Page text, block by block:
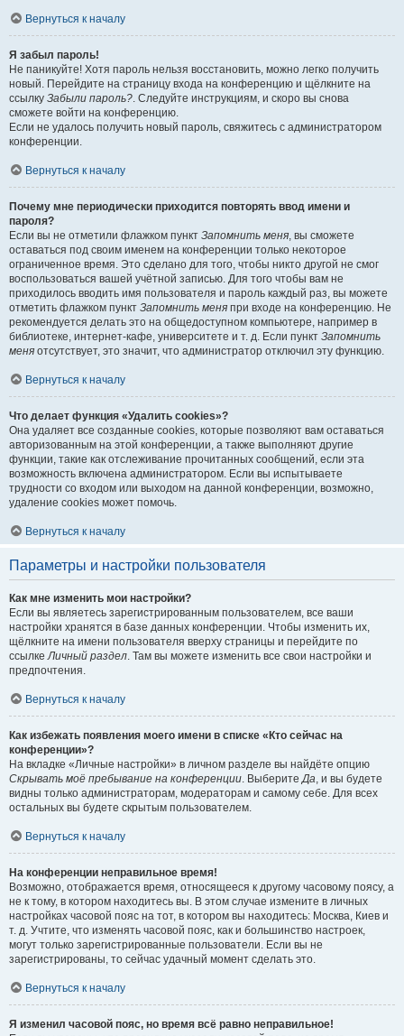
Вернуться к началу
Я забыл пароль!
Не паникуйте! Хотя пароль нельзя восстановить, можно легко получить
новый. Перейдите на страницу входа на конференцию и щёлкните на
ссылку Забыли пароль? . Следуйте инструкциям, и скоро вы снова
сможете войти на конференцию.
Если не удалось получить новый пароль, свяжитесь с администратором
конференции.
Вернуться к началу
Почему мне периодически приходится повторять ввод имени и
пароля?
Если вы не отметили флажком пункт Запомнить меня , вы сможете
оставаться под своим именем на конференции только некоторое
ограниченное время. Это сделано для того, чтобы никто другой не смог
воспользоваться вашей учётной записью. Для того чтобы вам не
приходилось вводить имя пользователя и пароль каждый раз, вы можете
отметить флажком пункт Запомнить меня при входе на конференцию. Не
рекомендуется делать это на общедоступном компьютере, например в
библиотеке, интернет-кафе, университете и т. д. Если пункт Запомнить
меня отсутствует, это значит, что администратор отключил эту функцию.
Вернуться к началу
Что делает функция «Удалить cookies»?
Она удаляет все созданные cookies, которые позволяют вам оставаться
авторизованным на этой конференции, а также выполняют другие
функции, такие как отслеживание прочитанных сообщений, если эта
возможность включена администратором. Если вы испытываете
трудности со входом или выходом на данной конференции, возможно,
удаление cookies может помочь.
Вернуться к началу
Параметры и настройки пользователя
Как мне изменить мои настройки?
Если вы являетесь зарегистрированным пользователем, все ваши
настройки хранятся в базе данных конференции. Чтобы изменить их,
щёлкните на имени пользователя вверху страницы и перейдите по
ссылке Личный раздел . Там вы можете изменить все свои настройки и
предпочтения.
Вернуться к началу
Как избежать появления моего имени в списке «Кто сейчас на
конференции»?
На вкладке «Личные настройки» в личном разделе вы найдёте опцию
Скрывать моё пребывание на конференции . Выберите Да , и вы будете
видны только администраторам, модераторам и самому себе. Для всех
остальных вы будете скрытым пользователем.
Вернуться к началу
На конференции неправильное время!
Возможно, отображается время, относящееся к другому часовому поясу, а
не к тому, в котором находитесь вы. В этом случае измените в личных
настройках часовой пояс на тот, в котором вы находитесь: Москва, Киев и
т. д. Учтите, что изменять часовой пояс, как и большинство настроек,
могут только зарегистрированные пользователи. Если вы не
зарегистрированы, то сейчас удачный момент сделать это.
Вернуться к началу
Я изменил часовой пояс, но время всё равно неправильное!